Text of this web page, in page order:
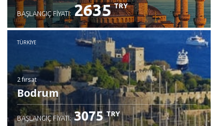
BAŞLANGIÇ FIYATI: 2635 TRY
TÜRKIYE
2 fırsat
Bodrum
BAŞLANGIÇ FIYATI: 3075 TRY